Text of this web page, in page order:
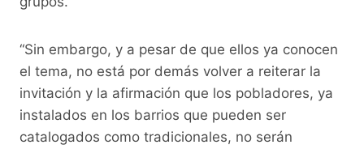
“Sin embargo, y a pesar de que ellos ya conocen
el tema, no está por demás volver a reiterar la
invitación y la afirmación que los pobladores, ya
instalados en los barrios que pueden ser
catalogados como tradicionales, no serán